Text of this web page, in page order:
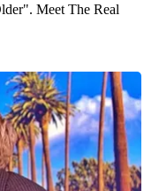
Meet The Real